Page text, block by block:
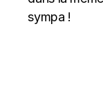
sympa !